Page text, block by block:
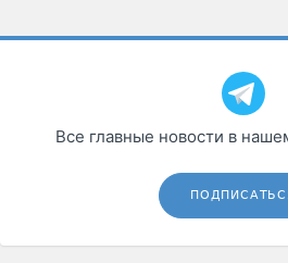
Все главные новости в